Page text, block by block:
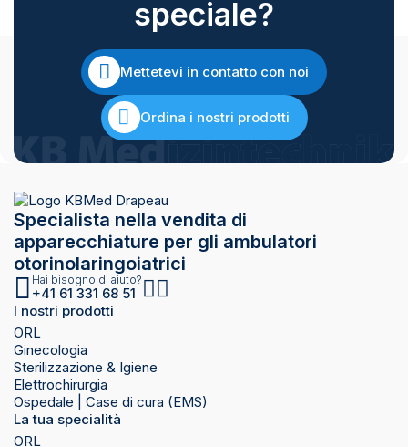
speciale?
Mettetevi in contatto con noi
Ordina i nostri prodotti
Specialista nella vendita di
apparecchiature per gli ambulatori
otorinolaringoiatrici
Hai bisogno di aiuto?
+41 61 331 68 51
I nostri prodotti
ORL
Ginecologia
Sterilizzazione & Igiene
Elettrochirurgia
Ospedale | Case di cura (EMS)
La tua specialità
ORL